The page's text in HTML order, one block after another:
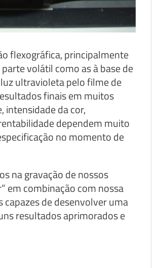
flexográfica, principalmente
volátil como as à base de
ultravioleta pelo filme de
finais em muitos
intensidade da cor,
dependem muito
no momento de
na gravação de nossos
em combinação com nossa
de desenvolver uma
resultados aprimorados e